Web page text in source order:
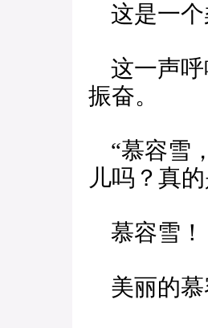
这是一个
这一声呼
振奋。
“慕容雪
儿吗？真
慕容雪！
美丽的慕